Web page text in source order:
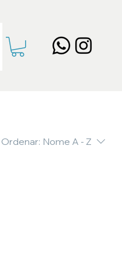
Ordenar: Nome A - Z